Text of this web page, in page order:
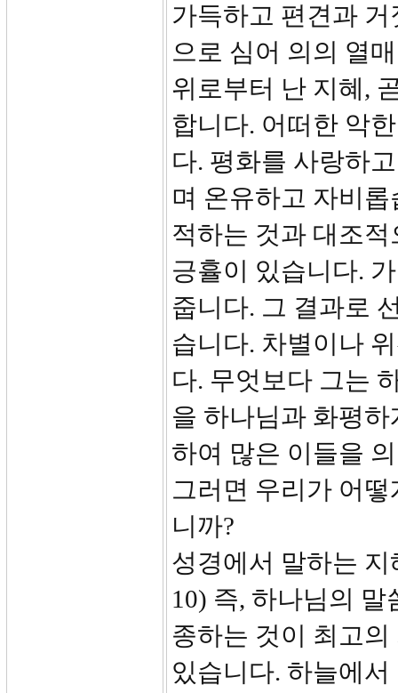
가득하고 편견과
으로 심어 의의 열
위로부터 난 지혜,
합니다. 어떠한 악
다. 평화를 사랑하
며 온유하고 자비
적하는 것과 대조
긍휼이 있습니다.
줍니다. 그 결과로
습니다. 차별이나
다. 무엇보다 그는
을 하나님과 화평
하여 많은 이들을
그러면 우리가 어
니까?
성경에서 말하는
10) 즉, 하나님의
종하는 것이 최고
있습니다. 하늘에